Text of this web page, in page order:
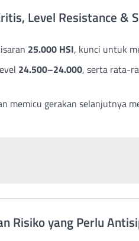
Level Resistance &
25.000 HSI, kunci untuk
24.500–24.000, serta rata-
memicu gerakan selanjutnya
Risiko yang Perlu